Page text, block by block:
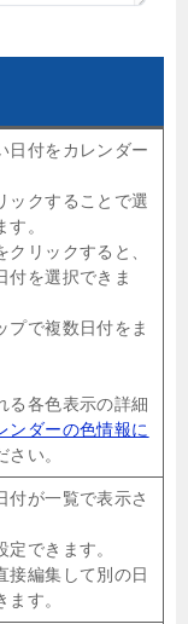
日付をカレンダー
ックすることで選
。
リックすると、
付を選択できま
プで複数日付をま
る各色表示の詳細
ダーの色情報に
さい。
付が一覧で表示さ
できます。
接編集して別の日
す。